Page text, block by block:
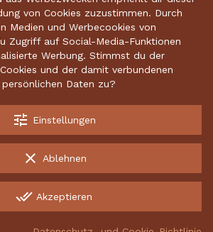
• Gartenkeramik •
• Keramikhäuser
134882342, Energetikų g. 8, LT-52461
ab 70 €
von Cookies zuzustimmen. Durch
Medien und Werbecookies von
Zugriff auf Social-Media-Funktionen
Werbung. Stimmst du der
und der damit verbundenen
Daten zu?
tune Einstellungen
clear Ablehnen
done_all Akzeptieren